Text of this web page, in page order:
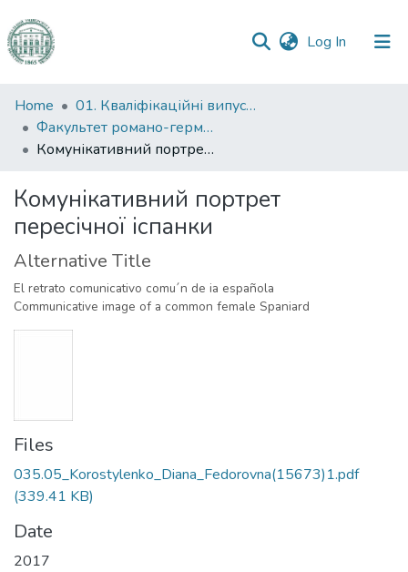
Log In (current)
Communities
&
Collections
Statistics
Home
01. Кваліфікаційні випускні роботи здобувачів вищої освіти
Факультет романо-германської філології
Комунікативний портрет пересічної іспанки
Комунікативний портрет
пересічної іспанки
Alternative Title
El retrato comunicativo comu´n de ia española
Communicative image of a common female Spaniard
Files
035.05_Korostylenko_Diana_Fedorovna(15673)1.pdf
(339.41 KB)
Date
2017